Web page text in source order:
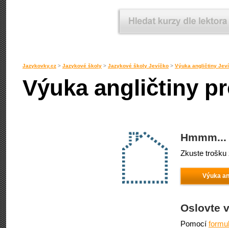
Jazykovky.cz > Jazykové školy > Jazykové školy Jevíčko > Výuka angličtiny
Výuka angličtiny
Zkuste trošku
Výuka
Oslovte
Pomocí